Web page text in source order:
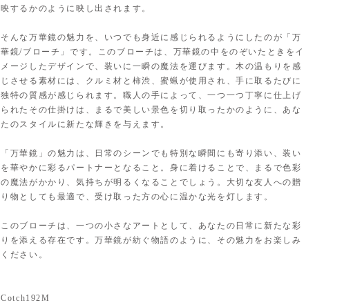
映するかのように映し出されます。
そんな万華鏡の魅力を、いつでも身近に感じられるようにしたのが「万
華鏡/ブローチ」です。このブローチは、万華鏡の中をのぞいたときをイ
メージしたデザインで、装いに一瞬の魔法を運びます。木の温もりを感
じさせる素材には、クルミ材と柿渋、蜜蝋が使用され、手に取るたびに
独特の質感が感じられます。職人の手によって、一つ一つ丁寧に仕上げ
られたその仕掛けは、まるで美しい景色を切り取ったかのように、あな
たのスタイルに新たな輝きを与えます。
「万華鏡」の魅力は、日常のシーンでも特別な瞬間にも寄り添い、装い
を華やかに彩るパートナーとなること。身に着けることで、まるで色彩
の魔法がかかり、気持ちが明るくなることでしょう。大切な友人への贈
り物としても最適で、受け取った方の心に温かな光を灯します。
このブローチは、一つの小さなアートとして、あなたの日常に新たな彩
りを添える存在です。万華鏡が紡ぐ物語のように、その魅力をお楽しみ
ください。
Cotch192M